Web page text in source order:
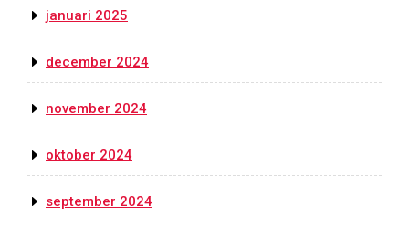
januari 2025
december 2024
november 2024
oktober 2024
september 2024